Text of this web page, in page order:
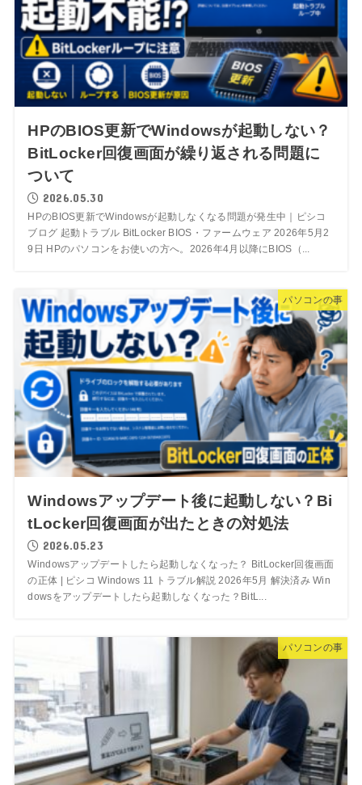
HPのBIOS更新でWindowsが起動しない？
BitLocker回復画面が繰り返される問題に
ついて
2026.05.30
HPのBIOS更新でWindowsが起動しなくなる問題が発生中｜ピシコ
ブログ 起動トラブル BitLocker BIOS・ファームウェア 2026年5月2
9日 HPのパソコンをお使いの方へ。2026年4月以降にBIOS（...
パソコンの事
Windowsアップデート後に起動しない？Bi
tLocker回復画面が出たときの対処法
2026.05.23
Windowsアップデートしたら起動しなくなった？ BitLocker回復画面
の正体 | ピシコ Windows 11 トラブル解説 2026年5月 解決済み Win
dowsをアップデートしたら起動しなくなった？BitL...
パソコンの事